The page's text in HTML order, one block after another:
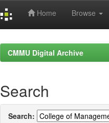
Home Browse
CMMU Digital Archive
Search
Search: